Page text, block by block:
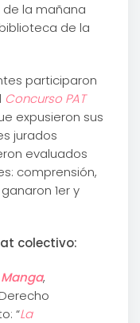
de la mañana
de la
participaron
Concurso PAT
expusieron sus
jurados
evaluados
comprensión,
1er y
colectivo:
,
“La